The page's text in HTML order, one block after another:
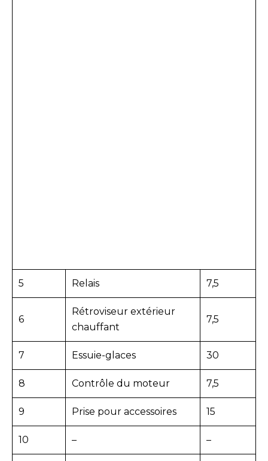
5 Relais 7,5
6
Rétroviseur extérieur
chauffant
7,5
7 Essuie-glaces 30
8 Contrôle du moteur 7,5
9 Prise pour accessoires 15
10 – –